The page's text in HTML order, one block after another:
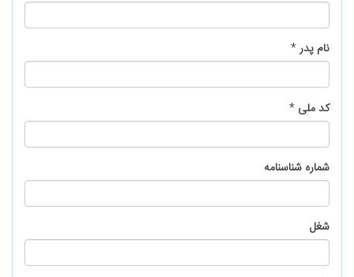
نام پدر*
کد ملی *
شماره شناسنامه
شغل